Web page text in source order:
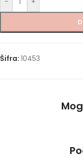
Šifra: 10453